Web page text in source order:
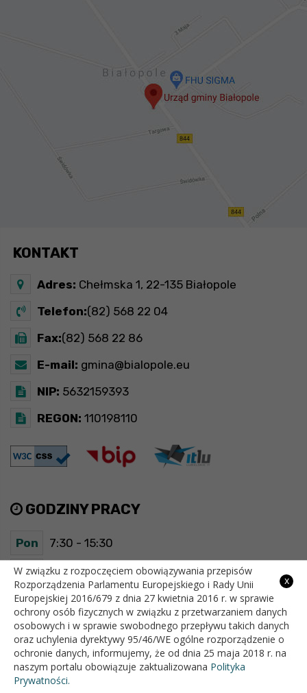
KONTAKT
Adres: Chełmska 1, 22-135 Białopole
Telefon:(82) 568 22 04
Fax:(82) 568 22 86
E-mail: gmina@bialopole.eu
NIP: 5632159393
REGON: 110198110
GODZINY PRACY
Pon 7:30 - 15:30
Wt 7:30 - 15:30
Śr 7:30 - 15:30
Czw 7:30 - 15:30
Pt 7:30 - 15:30
x
W związku z rozpoczęciem obowiązywania przepisów
Rozporządzenia Parlamentu Europejskiego i Rady Unii
Europejskiej 2016/679 z dnia 27 kwietnia 2016 r. w sprawie
ochrony osób fizycznych w związku z przetwarzaniem danych
osobowych i w sprawie swobodnego przepływu takich danych
oraz uchylenia dyrektywy 95/46/WE ogólne rozporządzenie o
ochronie danych, informujemy, że od dnia 25 maja 2018 r. na
naszym portalu obowiązuje zaktualizowana Polityka
Prywatności.